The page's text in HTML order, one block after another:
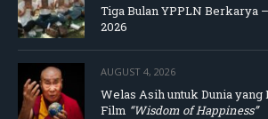
Tiga Bulan YPPLN Berkarya
2026
AUGUST 4, 2026
Welas Asih untuk Dunia yang
Film “Wisdom of Happiness”